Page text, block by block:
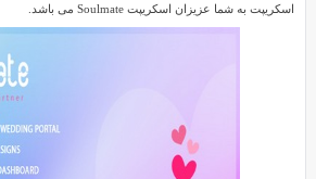
اسکریپت به شما عزیزان اسکریپت Soulmate می باشد.